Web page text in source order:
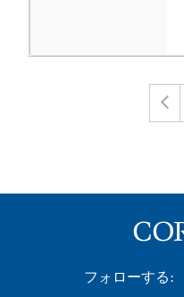
フォローする: